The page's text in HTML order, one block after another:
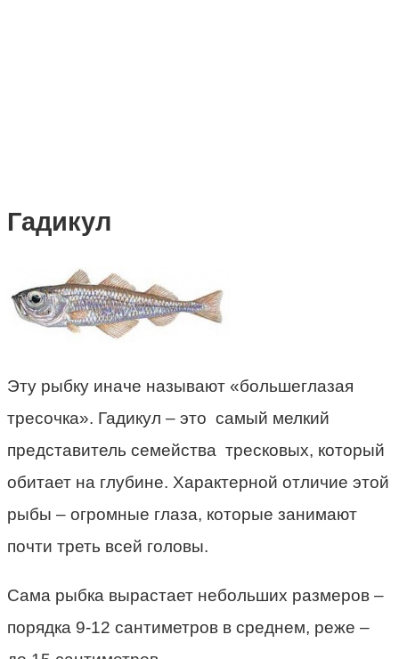
Гадикул
Эту рыбку иначе называют «большеглазая
тресочка». Гадикул – это самый мелкий
представитель семейства тресковых, который
обитает на глубине. Характерной отличие этой
рыбы – огромные глаза, которые занимают
почти треть всей головы.
Сама рыбка вырастает небольших размеров –
порядка 9-12 сантиметров в среднем, реже –